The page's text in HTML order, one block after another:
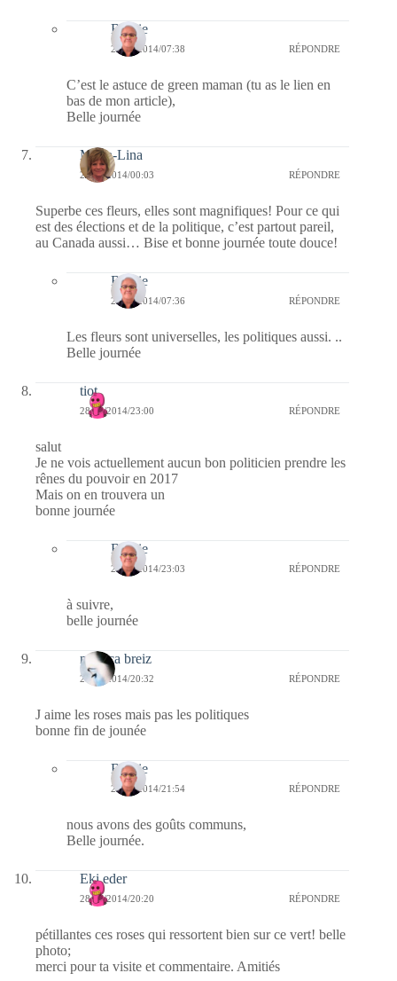
Bernie
29/07/2014/07:38 RÉPONDRE
C’est le astuce de green maman (tu as le lien en
bas de mon article),
Belle journée
Maria-Lina
29/07/2014/00:03 RÉPONDRE
Superbe ces fleurs, elles sont magnifiques! Pour ce qui
est des élections et de la politique, c’est partout pareil,
au Canada aussi… Bise et bonne journée toute douce!
Bernie
29/07/2014/07:36 RÉPONDRE
Les fleurs sont universelles, les politiques aussi. ..
Belle journée
tiot
28/07/2014/23:00 RÉPONDRE
salut
Je ne vois actuellement aucun bon politicien prendre les
rênes du pouvoir en 2017
Mais on en trouvera un
bonne journée
Bernie
28/07/2014/23:03 RÉPONDRE
à suivre,
belle journée
monica breiz
28/07/2014/20:32 RÉPONDRE
J aime les roses mais pas les politiques
bonne fin de jounée
Bernie
28/07/2014/21:54 RÉPONDRE
nous avons des goûts communs,
Belle journée.
Eki eder
28/07/2014/20:20 RÉPONDRE
pétillantes ces roses qui ressortent bien sur ce vert! belle
photo;
merci pour ta visite et commentaire. Amitiés